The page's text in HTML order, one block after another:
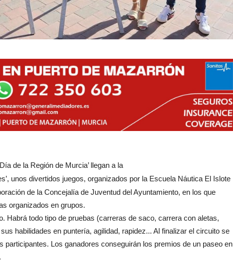
de la Región de Murcia’ llegan a la
unos divertidos juegos, organizados por la Escuela Náutica El Islote
de la Concejalía de Juventud del Ayuntamiento, en los que
organizados en grupos.
Habrá todo tipo de pruebas (carreras de saco, carrera con aletas,
habilidades en puntería, agilidad, rapidez... Al finalizar el circuito se
participantes. Los ganadores conseguirán los premios de un paseo en